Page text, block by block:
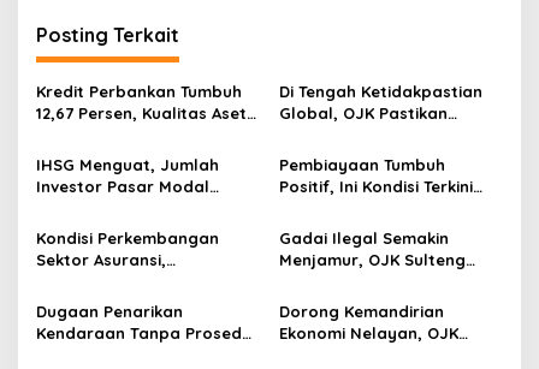
g
a
s
i
p
o
s
Posting Terkait
Kredit Perbankan Tumbuh
12,67 Persen, Kualitas Aset
Tetap Kokoh Juni 2026
Di Tengah Ketidakpastian
Global, OJK Pastikan
Keuangan Tetap Terjaga
IHSG Menguat, Jumlah
Investor Pasar Modal
2026
Pembiayaan Tumbuh
Positif, Ini Kondisi Terkini
2026
Kondisi Perkembangan
Sektor Asuransi,
Pensiun Juni 2026
Gadai Ilegal Semakin
Menjamur, OJK Sulteng
Jangan Sampai Jadi
Korban
Dugaan Penarikan
Kendaraan Tanpa Prosedur
Dorong Kemandirian
Ekonomi Nelayan, OJK